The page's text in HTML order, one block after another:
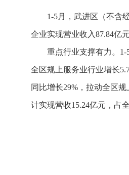
1-5月，武进区（不含
企业实现营业收入87.84亿
重点行业支撑有力。
全区规上服务业行业增长
同比增长29%，拉动全区
计实现营收15.24亿元，占